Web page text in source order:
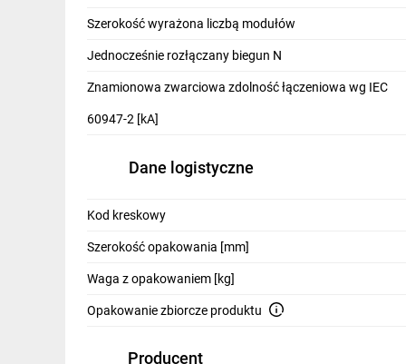
Podwójny zatrzask pozwala na usunięcie aparatu
Wskaźnik VisiTrip sygnalizuje czy wyzwolenie
Izolowane zaciski śrubowe IP20
Wskaźnik VisiSafe informuje czy fizycznie styki
Poznaj gamę Acti9
Poznaj produkty Acti9 iC60
Zalety
Szerokość wyrażona liczbą modułów
Jednocześnie rozłączany biegun N
Znamionowa zwarciowa zdolność łączeniowa wg IEC
60947-2 [kA]
Dane logistyczne
Kod kreskowy
Szerokość opakowania [mm]
Waga z opakowaniem [kg]
Opakowanie zbiorcze produktu
Producent